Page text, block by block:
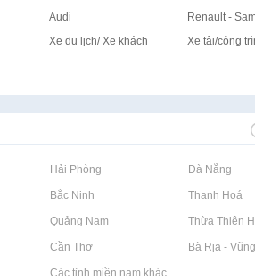
Audi
Renault -
Xe du lịch/ Xe khách
Xe tải/công
Rao vặt tại Hải Phòng Rao vặt tại Đà Nẵng
Rao vặt tại Bắc Ninh Rao vặt tại Thanh Hoá
Rao vặt tại Quảng Nam Rao vặt tại Thừa Thiên
Rao vặt tại Cần Thơ Rao vặt tại Bà Rịa -
Rao vặt tại Các tỉnh miền nam khác